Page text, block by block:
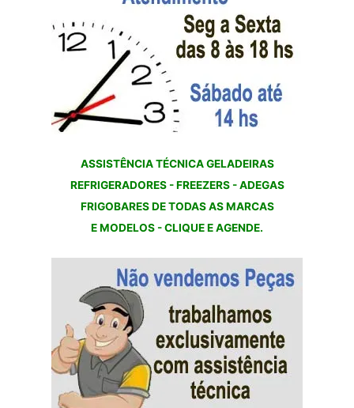
ASSISTÊNCIA TÉCNICA GELADEIRAS
REFRIGERADORES - FREEZERS - ADEGAS
FRIGOBARES DE TODAS AS MARCAS
E MODELOS - CLIQUE E AGENDE.